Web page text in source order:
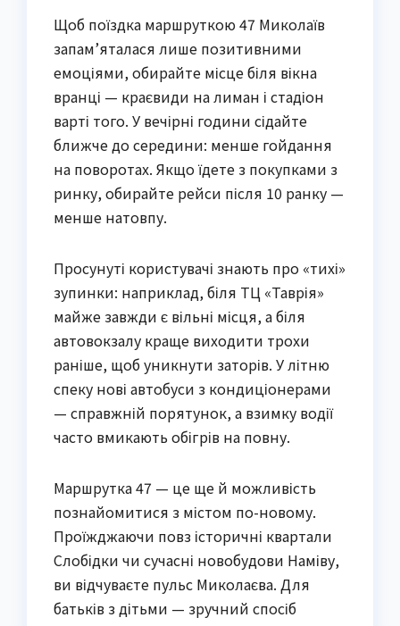
Щоб поїздка маршруткою 47 Миколаїв
запам’яталася лише позитивними
емоціями, обирайте місце біля вікна
вранці — краєвиди на лиман і стадіон
варті того. У вечірні години сідайте
ближче до середини: менше гойдання
на поворотах. Якщо їдете з покупками з
ринку, обирайте рейси після 10 ранку —
менше натовпу.
Просунуті користувачі знають про «тихі»
зупинки: наприклад, біля ТЦ «Таврія»
майже завжди є вільні місця, а біля
автовокзалу краще виходити трохи
раніше, щоб уникнути заторів. У літню
спеку нові автобуси з кондиціонерами
— справжній порятунок, а взимку водії
часто вмикають обігрів на повну.
Маршрутка 47 — це ще й можливість
познайомитися з містом по-новому.
Проїжджаючи повз історичні квартали
Слобідки чи сучасні новобудови Наміву,
ви відчуваєте пульс Миколаєва. Для
батьків з дітьми — зручний спосіб